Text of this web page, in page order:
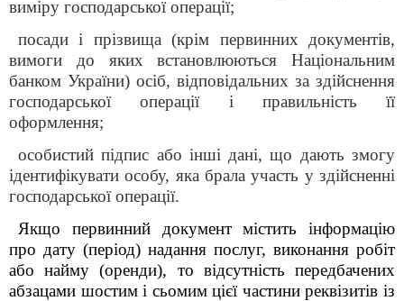
виміру господарської операції;
посади і прізвища (крім первинних документів,
вимоги до яких встановлюються Національним
банком України) осіб, відповідальних за здійснення
господарської операції і правильність її
оформлення;
особистий підпис або інші дані, що дають змогу
ідентифікувати особу, яка брала участь у здійсненні
господарської операції.
Якщо первинний документ містить інформацію
про дату (період) надання послуг, виконання робіт
або найму (оренди), то відсутність передбачених
абзацами шостим і сьомим цієї частини реквізитів із